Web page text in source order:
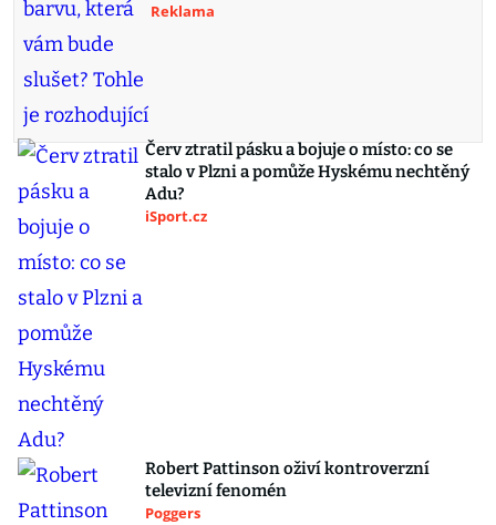
Reklama
Červ ztratil pásku a bojuje o místo: co se
stalo v Plzni a pomůže Hyskému nechtěný
Adu?
iSport.cz
Robert Pattinson oživí kontroverzní
televizní fenomén
Poggers